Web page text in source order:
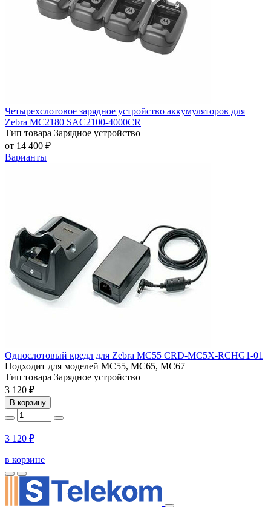
Четырехслотовое зарядное устройство аккумуляторов для
Zebra MC2180 SAC2100-4000CR
Тип товара Зарядное устройство
от 14 400 ₽
Варианты
Однослотовый кредл для Zebra MC55 CRD-MC5X-RCHG1-01
Подходит для моделей MC55, MC65, MC67
Тип товара Зарядное устройство
3 120 ₽
В корзину
3 120 ₽
в корзине